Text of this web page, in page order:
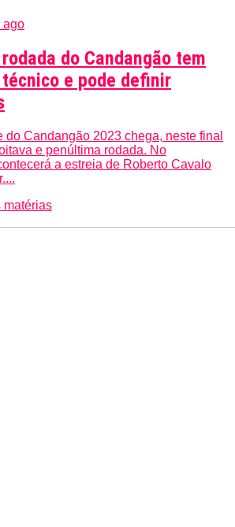
ago
do Candangão tem
e pode definir
do Candangão 2023 chega, neste final
e penúltima rodada. No
a estreia de Roberto Cavalo
matérias